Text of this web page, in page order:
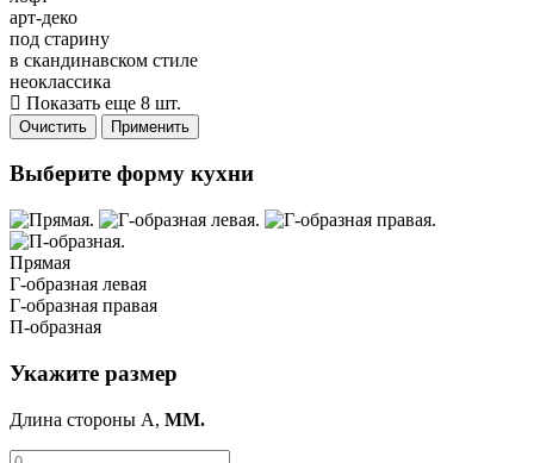
арт-деко
под старину
в скандинавском стиле
неоклассика
Показать еще 8 шт.
Очистить Применить
Выберите форму кухни
Прямая
Г-образная левая
Г-образная правая
П-образная
Укажите размер
Длина стороны A, ММ.